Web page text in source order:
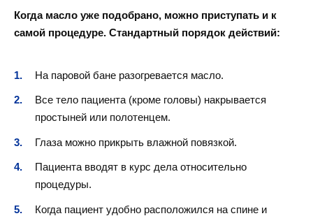
Когда масло уже подобрано, можно приступать и к
самой процедуре. Стандартный порядок действий:
На паровой бане разогревается масло.
Все тело пациента (кроме головы) накрывается
простыней или полотенцем.
Глаза можно прикрыть влажной повязкой.
Пациента вводят в курс дела относительно
процедуры.
Когда пациент удобно расположился на спине и